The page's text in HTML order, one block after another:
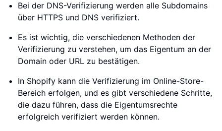
Bei der DNS-Verifizierung werden alle Subdomains
über HTTPS und DNS verifiziert.
Es ist wichtig, die verschiedenen Methoden der
Verifizierung zu verstehen, um das Eigentum an der
Domain oder URL zu bestätigen.
In Shopify kann die Verifizierung im Online-Store-
Bereich erfolgen, und es gibt verschiedene Schritte,
die dazu führen, dass die Eigentumsrechte
erfolgreich verifiziert werden können.